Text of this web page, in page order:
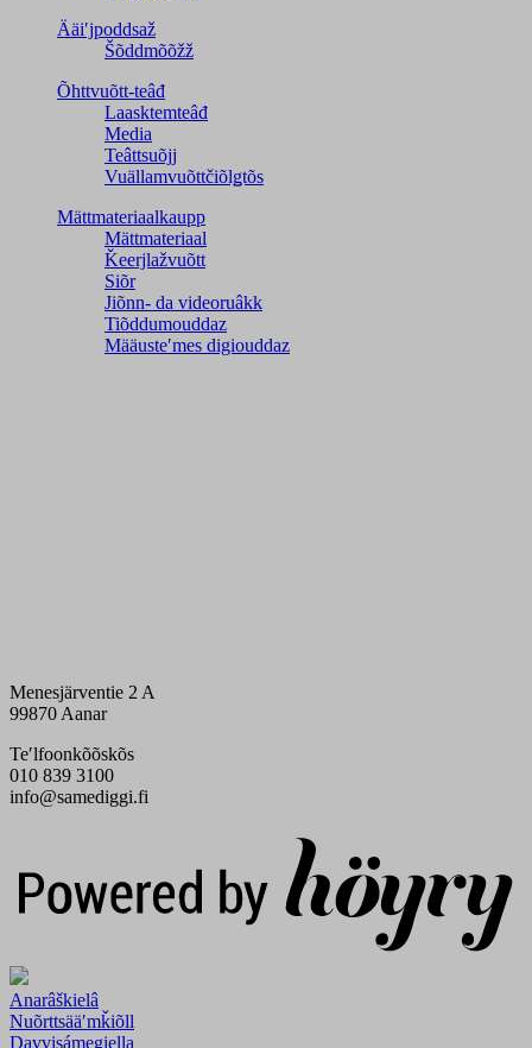
Ääiʹjpoddsaž
Šõddmõõžž
Õhttvuõtt-teâđ
Laasktemteâđ
Media
Teâttsuõjj
Vuällamvuõttčiõlǥtõs
Mättmateriaalkaupp
Mättmateriaal
Ǩeerjlažvuõtt
Siõr
Jiõnn- da videoruâkk
Tiõddumouddaz
Määusteʹmes digiouddaz
Menesjärventie 2 A
99870 Aanar
Teʹlfoonkõõskõs
010 839 3100
info@samediggi.fi
Anarâškielâ
Nuõrttsääʹmǩiõll
Davvisámegiella